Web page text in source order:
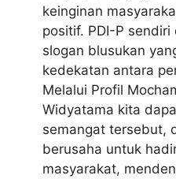
keinginan
positif. PDI-P
slogan blusukan
kedekatan antara
Melalui Profil
Widyatama kita
semangat tersebut,
berusaha untuk
masyarakat,